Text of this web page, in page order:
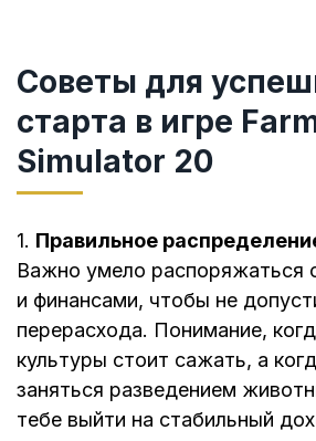
Советы для
старта в игре
Simulator 20
1. Правильное
Важно умело распоряжаться
и финансами, чтобы не
перерасхода. Понимание,
культуры стоит сажать, а
заняться разведением
тебе выйти на стабильный